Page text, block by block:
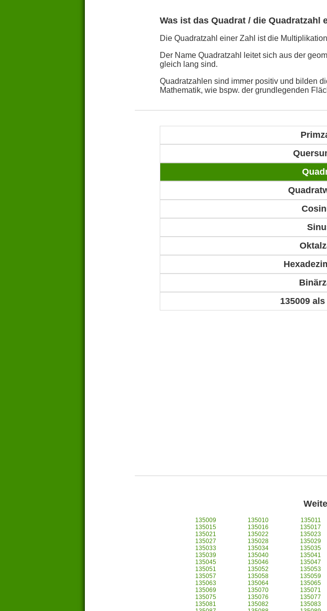
Was ist das Quadrat / die Quadratzahl
Die Quadratzahl einer Zahl ist die
Der Name Quadratzahl leitet sich aus der
gleich lang sind.
Quadratzahlen sind immer positiv und bilden
Mathematik, wie bspw. der grundlegenden
135009
135009 135010 135011
135015
135016 135017
135021
135022 135023
135027
135028 135029
135033
135034 135035
135039
135040 135041
135045
135046 135047
135051
135052 135053
135057
135058 135059
135063
135064 135065
135069
135070 135071
135075
135076 135077
135081
135082 135083